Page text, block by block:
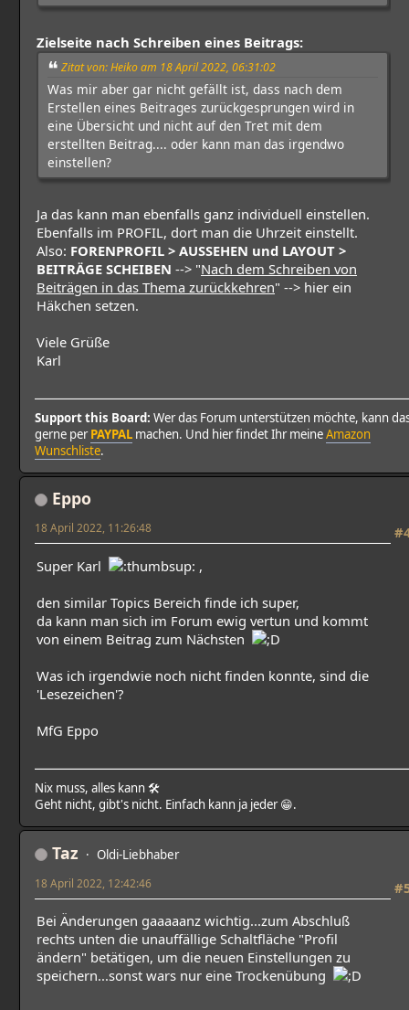
Zielseite nach Schreiben eines Beitrags:
Zitat von: Heiko am 18 April 2022, 06:31:02
Was mir aber gar nicht gefällt ist, dass nach dem
Erstellen eines Beitrages zurückgesprungen wird in
eine Übersicht und nicht auf den Tret mit dem
erstellten Beitrag.... oder kann man das irgendwo
einstellen?
Ja das kann man ebenfalls ganz individuell einstellen.
Ebenfalls im PROFIL, dort man die Uhrzeit einstellt.
Also: FORENPROFIL > AUSSEHEN und LAYOUT >
BEITRÄGE SCHEIBEN --> "Nach dem Schreiben von
Beiträgen in das Thema zurückkehren" --> hier ein
Häkchen setzen.
Viele Grüße
Karl
Support this Board: Wer das Forum unterstützen möchte, kann
gerne perPAYPAL machen. Und hier findet Ihr meineAmazon
Wunschliste.
Eppo
18 April 2022, 11:26:48
Super Karl
,
den similar Topics Bereich finde ich super,
da kann man sich im Forum ewig vertun und kommt
von einem Beitrag zum Nächsten
Was ich irgendwie noch nicht finden konnte, sind die
'Lesezeichen'?
MfG Eppo
Nix muss, alles kann 🛠
Geht nicht, gibt's nicht. Einfach kann ja jeder 😁.
Taz Oldi-Liebhaber
18 April 2022, 12:42:46
Bei Änderungen gaaaaanz wichtig...zum Abschluß
rechts unten die unauffällige Schaltfläche "Profil
ändern" betätigen, um die neuen Einstellungen zu
speichern...sonst wars nur eine Trockenübung